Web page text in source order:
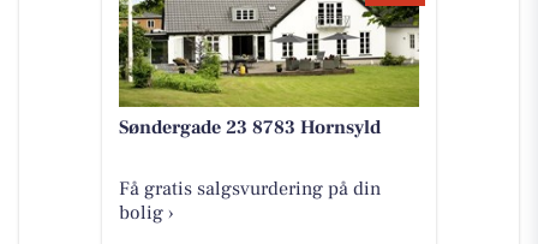
Søndergade 23 8783 Hornsyld
Få gratis salgsvurdering på din
bolig ›